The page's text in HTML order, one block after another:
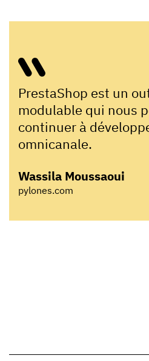
PrestaShop est un
modulable qui nous
continuer à
omnicanale.
Wassila Moussaoui
pylones.com